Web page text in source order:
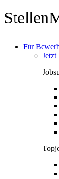
Für
Jetzt